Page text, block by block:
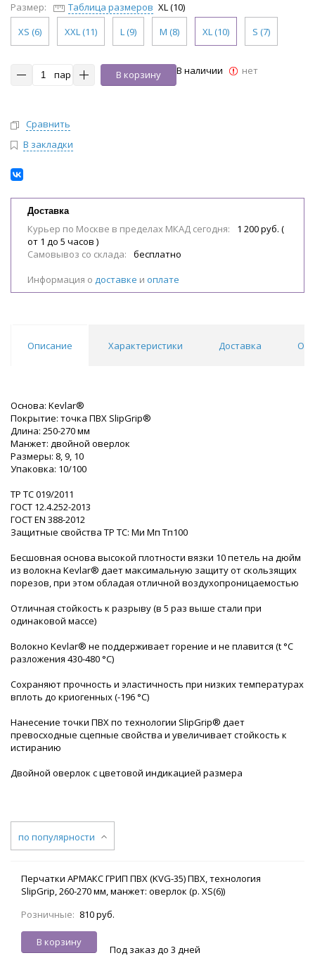
Размер: Таблица размеров XL (10)
XS (6)
XXL (11) L (9) M (8) XL (10) S (7)
пар В корзину В наличии нет
Сравнить
В закладки
Доставка
Курьер по Москве в пределах МКАД сегодня:
1 200 руб. (
от 1 до 5 часов )
Самовывоз со склада:
бесплатно
Информация о доставке и оплате
Описание Характеристики Доставка
Основа: Kevlar®
Покрытие: точка ПВХ SlipGrip®
Длина: 250-270 мм
Манжет: двойной оверлок
Размеры: 8, 9, 10
Упаковка: 10/100
ТР ТС 019/2011
ГОСТ 12.4.252-2013
ГОСТ ЕN 388-2012
Защитные свойства ТР ТС: Ми Мп Тп100
Бесшовная основа высокой плотности вязки 10 петель на дюйм
из волокна Kevlar® дает максимальную защиту от скользящих
порезов, при этом обладая отличной воздухопроницаемостью
Отличная стойкость к разрыву (в 5 раз выше стали при
одинаковой массе)
Волокно Kevlar® не поддерживает горение и не плавится (t °C
разложения 430-480 °С)
Сохраняют прочность и эластичность при низких температурах
вплоть до криогенных (-196 °С)
Нанесение точки ПВХ по технологии SlipGrip® дает
превосходные сцепные свойства и увеличивает стойкость к
истиранию
Двойной оверлок с цветовой индикацией размера
по популярности
Перчатки АРМАКС ГРИП ПВХ (KVG-35) ПВХ, технология
SlipGrip, 260-270 мм, манжет: оверлок (р. XS(6))
Розничные: 810 руб.
В корзину
Под заказ до 3 дней